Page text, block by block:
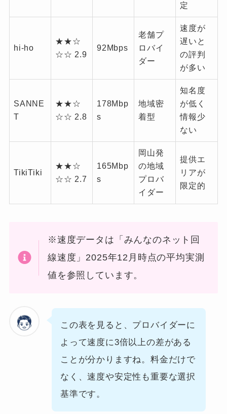
定
hi-ho
★★☆
☆☆ 2.9
92Mbps
老舗プ
ロバイ
ダー
速度が
遅いと
の評判
が多い
SANNE
T
★★☆
☆☆ 2.8
178Mbp
s
地域密
着型
知名度
が低く
情報少
ない
TikiTiki
★★☆
☆☆ 2.7
165Mbp
s
岡山発
の地域
プロバ
イダー
提供エ
リアが
限定的
※速度データは「みんなのネット回
線速度」2025年12月時点の平均実測
値を参照しています。
この表を見ると、プロバイダーに
よって速度に3倍以上の差がある
ことが分かりますね。料金だけで
なく、速度や安定性も重要な選択
基準です。